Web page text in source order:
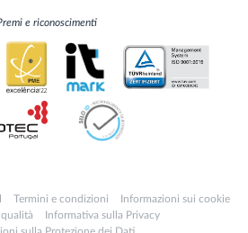
e riconoscimenti
Termini e condizioni
Informazioni sui cookie
Informativa sulla Privacy